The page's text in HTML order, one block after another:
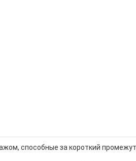
способные за короткий